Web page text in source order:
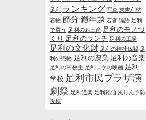
足利 ランキング 写真 末吉利啓
着物 節分 鎧年越 若者 論語 足利
で買う 足利のお土産 足利のモノづ
くり 足利のランチ 足利の工場
足利の文化財 足利の神社仏閣 足
利の織物 足利の農業 足利の音楽
足利の高校生 足利ロケの映画 足利
学校 足利市民プラザ演
劇祭 足利道楽 足利銘仙 風しん予防
接種